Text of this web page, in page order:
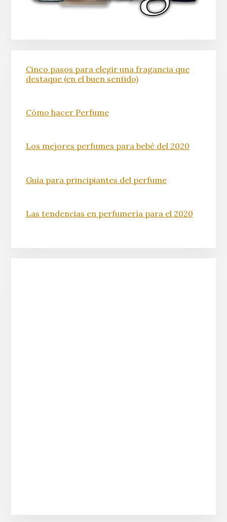
Cinco pasos para elegir una fragancia que
destaque (en el buen sentido)
Cómo hacer Perfume
Los mejores perfumes para bebé del 2020
Guía para principiantes del perfume
Las tendencias en perfumería para el 2020